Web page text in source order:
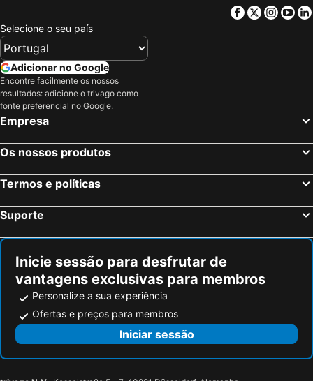
The Palm Grove Villas
Tarci Bungalows Lembongan
Butterfly Villas Nusa Ceningan
Secret Point Huts
Oka 7 Bungalow
Jona Bungalow
Jukung Dive Resort Penida
Casa Coco
Lembongan Cliff Villas
Suba Homestay
Warisan Villa By Reccoma
Semabu Hills Hotel Nusa Penida
Coco Resort Penida
Radjes Bungalow Nusa Penida
The Sankara Beach Resort - Nusa Penida
Serangan Inn Mimba
Facebook
Twitter
Selecione o seu país
Adicionar no Google
Encontre facilmente os nossos
resultados: adicione o trivago como
fonte preferencial no Google.
Empresa
Os nossos produtos
Termos e políticas
Suporte
Inicie sessão para desfrutar de
vantagens exclusivas para membros
Personalize a sua experiência
Ofertas e preços para membros
Iniciar sessão